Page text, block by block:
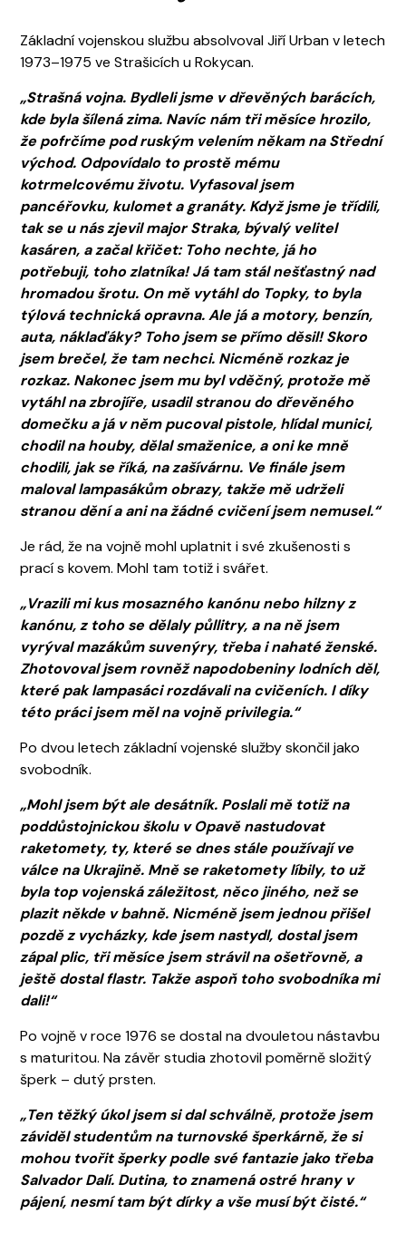
Základní vojenskou službu absolvoval Jiří Urban v letech
1973–1975 ve Strašicích u Rokycan.
„Strašná vojna. Bydleli jsme v dřevěných barácích,
kde byla šílená zima. Navíc nám tři měsíce hrozilo,
že pofrčíme pod ruským velením někam na Střední
východ. Odpovídalo to prostě mému
kotrmelcovému životu. Vyfasoval jsem
pancéřovku, kulomet a granáty. Když jsme je třídili,
tak se u nás zjevil major Straka, bývalý velitel
kasáren, a začal křičet: Toho nechte, já ho
potřebuji, toho zlatníka! Já tam stál nešťastný nad
hromadou šrotu. On mě vytáhl do Topky, to byla
týlová technická opravna. Ale já a motory, benzín,
auta, náklaďáky? Toho jsem se přímo děsil! Skoro
jsem brečel, že tam nechci. Nicméně rozkaz je
rozkaz. Nakonec jsem mu byl vděčný, protože mě
vytáhl na zbrojíře, usadil stranou do dřevěného
domečku a já v něm pucoval pistole, hlídal munici,
chodil na houby, dělal smaženice, a oni ke mně
chodili, jak se říká, na zašívárnu. Ve finále jsem
maloval lampasákům obrazy, takže mě udrželi
stranou dění a ani na žádné cvičení jsem nemusel.“
Je rád, že na vojně mohl uplatnit i své zkušenosti s
prací s kovem. Mohl tam totiž i svářet.
„Vrazili mi kus mosazného kanónu nebo hilzny z
kanónu, z toho se dělaly půllitry, a na ně jsem
vyrýval mazákům suvenýry, třeba i nahaté ženské.
Zhotovoval jsem rovněž napodobeniny lodních děl,
které pak lampasáci rozdávali na cvičeních. I díky
této práci jsem měl na vojně privilegia.“
Po dvou letech základní vojenské služby skončil jako
svobodník.
„Mohl jsem být ale desátník. Poslali mě totiž na
poddůstojnickou školu v Opavě nastudovat
raketomety, ty, které se dnes stále používají ve
válce na Ukrajině. Mně se raketomety líbily, to už
byla top vojenská záležitost, něco jiného, než se
plazit někde v bahně. Nicméně jsem jednou přišel
pozdě z vycházky, kde jsem nastydl, dostal jsem
zápal plic, tři měsíce jsem strávil na ošetřovně, a
ještě dostal flastr. Takže aspoň toho svobodníka mi
dali!“
Po vojně v roce 1976 se dostal na dvouletou nástavbu
s maturitou. Na závěr studia zhotovil poměrně složitý
šperk – dutý prsten.
„Ten těžký úkol jsem si dal schválně, protože jsem
záviděl studentům na turnovské šperkárně, že si
mohou tvořit šperky podle své fantazie jako třeba
Salvador Dalí. Dutina, to znamená ostré hrany v
pájení, nesmí tam být dírky a vše musí být čisté.“